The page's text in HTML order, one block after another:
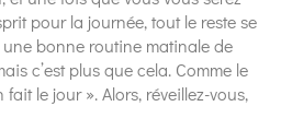
pour la journée, tout le reste se
bonne routine matinale de
c’est plus que cela. Comme le
le jour ». Alors, réveillez-vous,